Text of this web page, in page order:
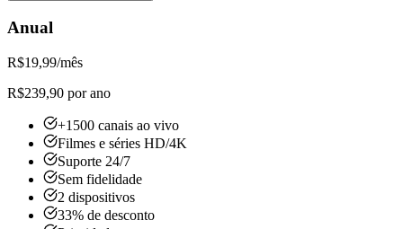
Anual
R$19,99/mês
R$239,90 por ano
+1500 canais ao vivo
Filmes e séries HD/4K
Suporte 24/7
Sem fidelidade
2 dispositivos
33% de desconto